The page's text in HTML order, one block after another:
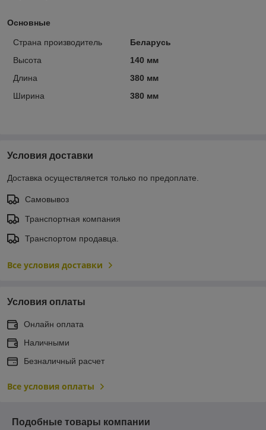
Основные
Страна производитель
Беларусь
Высота
140 мм
Длина
380 мм
Ширина
380 мм
Условия доставки
Доставка осуществляется только по предоплате.
Самовывоз
Транспортная компания
Транспортом продавца.
Все условия доставки
Условия оплаты
Онлайн оплата
Наличными
Безналичный расчет
Все условия оплаты
Подобные товары компании